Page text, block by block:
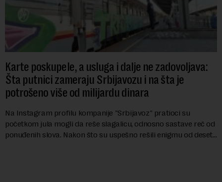
Karte poskupele, a usluga i dalje ne zadovoljava:
Šta putnici zameraju Srbijavozu i na šta je
potrošeno više od milijardu dinara
Na Instagram profilu kompanije "Srbijavoz" pratioci su
početkom jula mogli da reše slagalicu, odnosno sastave reč od
ponuđenih slova. Nakon što su uspešno rešili enigmu od deset